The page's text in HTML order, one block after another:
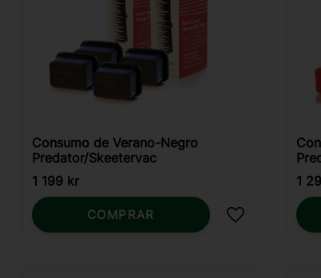
Consumo de Verano-Negro
Predator/Skeetervac
1 199 kr
Añadir a
COMPRAR
1